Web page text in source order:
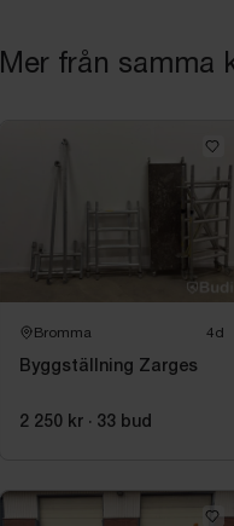
Mer från samma
Bromma 4d
Byggställning Zarges
2 250 kr · 33 bud